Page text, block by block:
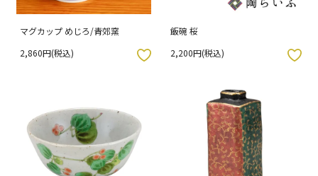
マグカップ めじろ/青郊窯
2,860円(税込)
飯碗 桜
2,200円(税込)
お気に入りボタン